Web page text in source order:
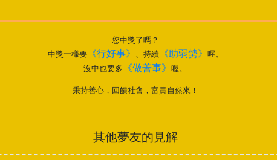
您中獎了嗎？
中獎一樣要《行好事》 、持續《助弱勢》 喔。
沒中也要多
《做善事》喔。
秉持善心，回饋社會，富貴自然來！
其他夢友的見解